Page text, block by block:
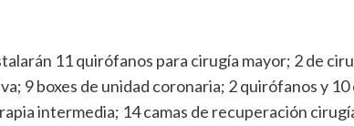
11 quirófanos para cirugía mayor; 2 de
9 boxes de unidad coronaria; 2 quirófanos y 10
intermedia; 14 camas de recuperación